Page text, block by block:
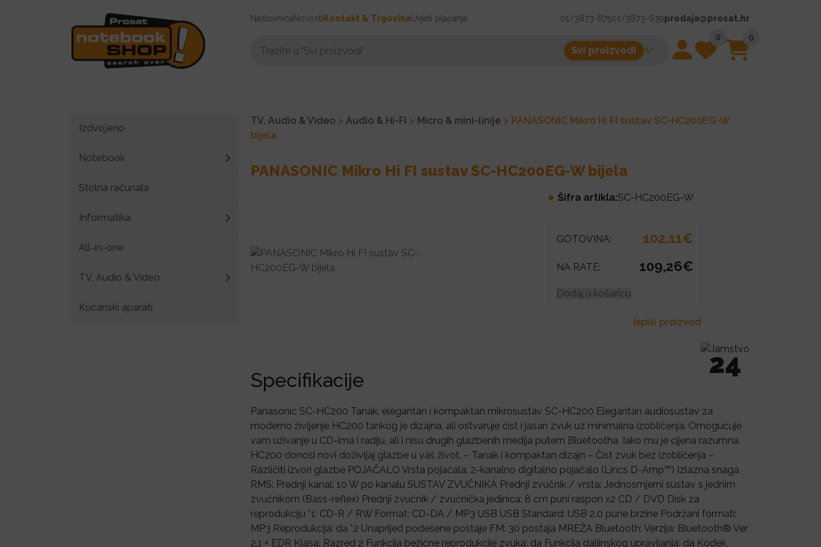
NaslovnicaNovosti Kontakt & TrgovinaUvjeti plaćanja 01/3873-87501/3873-639prodaja@prosat.hr
Svi proizvodi
0 0
Izdvojeno
Notebook
Stolna računala
Informatika
All-in-one
TV, Audio & Video
Kućanski aparati
TV, Audio & Video> Audio & Hi-Fi > Micro & mini-linije> PANASONIC Mikro Hi FI sustav SC-HC200EG-W
bijela
PANASONIC Mikro Hi FI sustav SC-HC200EG-W bijela
Šifra artikla:SC-HC200EG-W
GOTOVINA: 102,11€
NA RATE: 109,26€
Dodaj u košaricu
Ispiši proizvod
Specifikacije
Panasonic SC-HC200 Tanak, elegantan i kompaktan mikrosustav SC-HC200 Elegantan audiosustav za
moderno življenje HC200 tankog je dizajna, ali ostvaruje čist i jasan zvuk uz minimalna izobličenja. Omogućuje
vam uživanje u CD-ima i radiju, ali i nisu drugih glazbenih medija putem Bluetootha. Iako mu je cijena razumna,
HC200 donosi novi doživljaj glazbe u vaš život. – Tanak i kompaktan dizajn – Čist zvuk bez izobličenja –
Različiti izvori glazbe POJAČALO Vrsta pojačala: 2-kanalno digitalno pojačalo (Lincs D-Amp™) Izlazna snaga
RMS: Prednji kanal: 10 W po kanalu SUSTAV ZVUČNIKA Prednji zvučnik / vrsta: Jednosmjerni sustav s jednim
zvučnikom (Bass-reflex) Prednji zvučnik / zvučnička jedinica: 8 cm puni raspon x2 CD / DVD Disk za
reprodukciju *1: CD-R / RW Format: CD-DA / MP3 USB USB Standard: USB 2.0 pune brzine Podržani formati:
MP3 Reprodukcija: da *2 Unaprijed podešene postaje FM: 30 postaja MREŽA Bluetooth: Verzija: Bluetooth® Ver
2.1 + EDR Klasa: Razred 2 Funkcija bežične reprodukcije zvuka: da Funkcija daljinskog upravljanja: da Kodek,
24